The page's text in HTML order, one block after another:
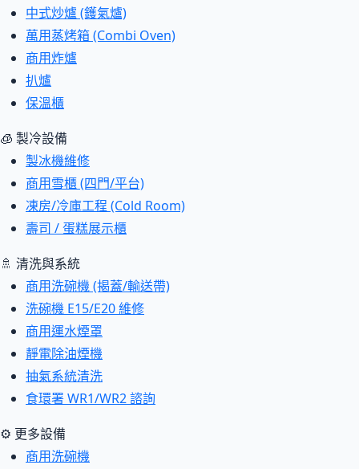
中式炒爐 (鑊氣爐)
萬用蒸烤箱 (Combi Oven)
商用炸爐
扒爐
保溫櫃
🧊 製冷設備
製冰機維修
商用雪櫃 (四門/平台)
凍房/冷庫工程 (Cold Room)
壽司 / 蛋糕展示櫃
🚿 清洗與系統
商用洗碗機 (揭蓋/輸送帶)
洗碗機 E15/E20 維修
商用運水煙罩
靜電除油煙機
抽氣系統清洗
食環署 WR1/WR2 諮詢
⚙ 更多設備
商用洗碗機